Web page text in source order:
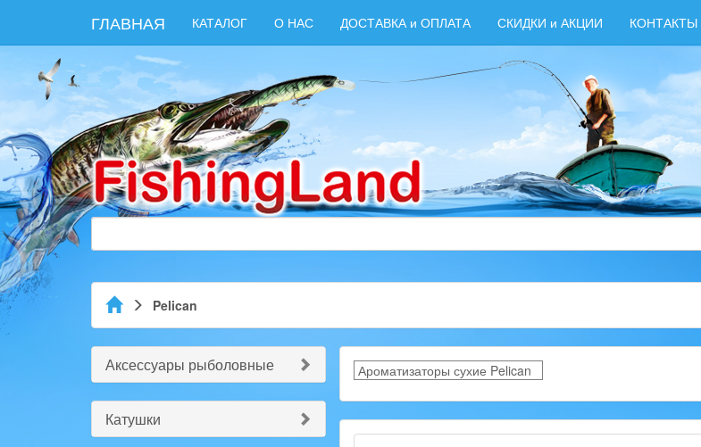
ГЛАВНАЯ КАТАЛОГ О НАС ДОСТАВКА и ОПЛАТА СКИДКИ и АКЦИИ КОНТАКТЫ
Pelican
Аксессуары рыболовные
Катушки
Ароматизаторы сухие Pelican